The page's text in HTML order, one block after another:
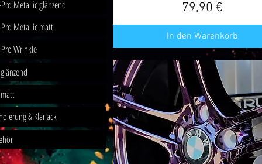
Pro Metallic glänzend
Pro Metallic matt
Pro Wrinkle
& Klarlack
Preis
79,90 €
In den Warenkorb